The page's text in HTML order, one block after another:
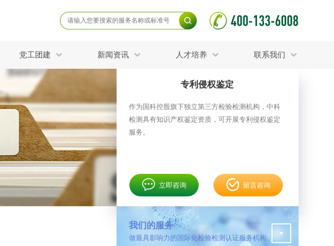
400-133-6008
党工团建 新闻资讯 人才培养 联系我们
电磁辐射检测 声环境与振动检测
土壤检测
危险废物鉴别 危废鉴定
更多
产品质量鉴定
固废危废鉴定
土壤场地调查
生态环境检测
消毒检测备案
空气净化检测
病毒杀灭试验
防护产品检测
成分分析化验
有毒有害检测
运动场地检测
涉水产品检测
食品接触材料检测
可靠性测试
化妆品检测
水资源检测
毒理检测
光伏检测
专利侵权鉴定
作为国科控股旗下独立第三方检验检测机构，中科
检测具有知识产权鉴定资质，可开展专利侵权鉴定
服务。
立即咨询 留言咨询
我们的服务
做最具影响力的国际化检验检测认证服务机构。